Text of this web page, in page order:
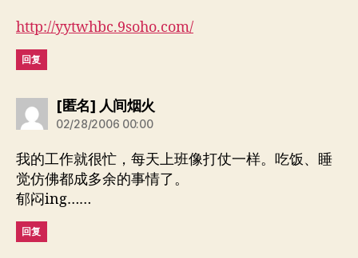
http://yytwhbc.9soho.com/
回复
[匿名] 人间烟火说：
02/28/2006 00:00
我的工作就很忙，每天上班像打仗一样。吃饭、睡
觉仿佛都成多余的事情了。
郁闷ing……
回复